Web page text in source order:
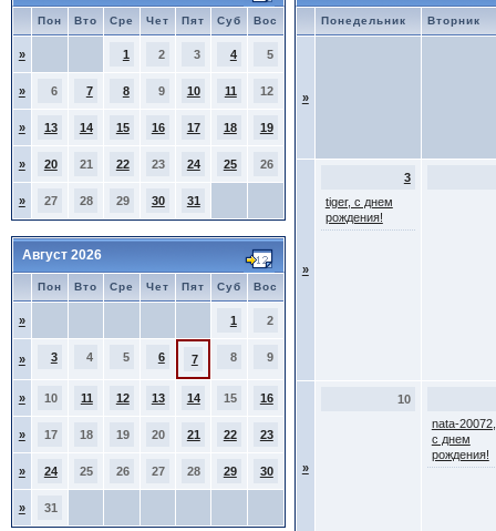
Пон Вто Сре Чет Пят Суб Вос
» 1 2 3 4 5
» 6 7 8 9 10 11 12
» 13 14 15 16 17 18 19
» 20 21 22 23 24 25 26
» 27 28 29 30 31
Август 2026
Пон Вто Сре Чет Пят Суб Вос
» 1 2
» 3 4 5 6 7 8 9
» 10 11 12 13 14 15 16
» 17 18 19 20 21 22 23
» 24 25 26 27 28 29 30
» 31
Понедельник Вторник
»
»
3
tiger, с днем
рождения!
»
10
nata-20072,
с днем
рождения!